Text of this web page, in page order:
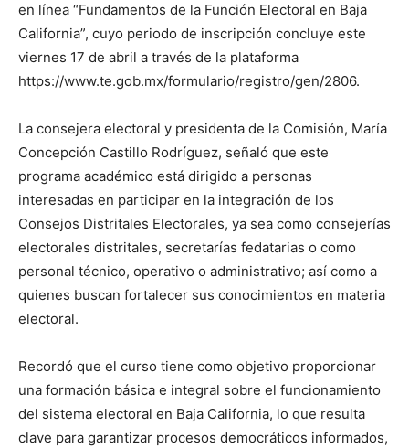
en línea “Fundamentos de la Función Electoral en Baja
California”, cuyo periodo de inscripción concluye este
viernes 17 de abril a través de la plataforma
https://www.te.gob.mx/formulario/registro/gen/2806.
La consejera electoral y presidenta de la Comisión, María
Concepción Castillo Rodríguez, señaló que este
programa académico está dirigido a personas
interesadas en participar en la integración de los
Consejos Distritales Electorales, ya sea como consejerías
electorales distritales, secretarías fedatarias o como
personal técnico, operativo o administrativo; así como a
quienes buscan fortalecer sus conocimientos en materia
electoral.
Recordó que el curso tiene como objetivo proporcionar
una formación básica e integral sobre el funcionamiento
del sistema electoral en Baja California, lo que resulta
clave para garantizar procesos democráticos informados,